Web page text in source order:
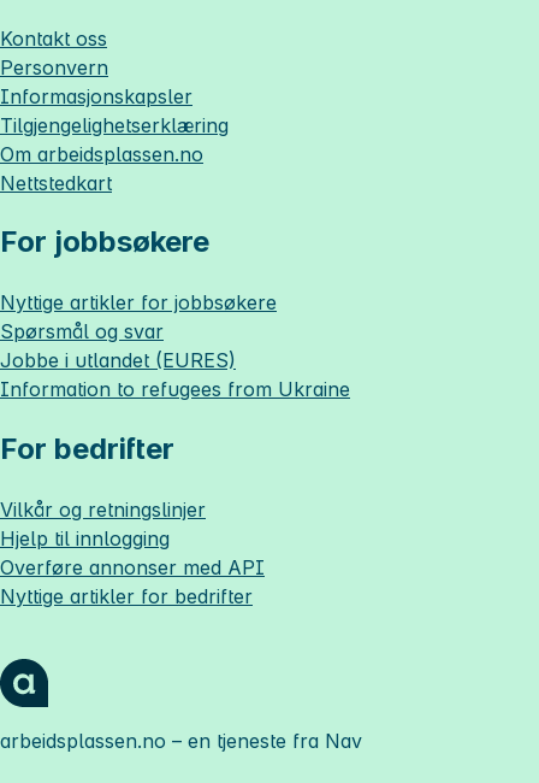
Kontakt oss
Personvern
Informasjonskapsler
Tilgjengelighetserklæring
Om arbeidsplassen.no
Nettstedkart
For jobbsøkere
Nyttige artikler for jobbsøkere
Spørsmål og svar
Jobbe i utlandet (EURES)
Information to refugees from Ukraine
For bedrifter
Vilkår og retningslinjer
Hjelp til innlogging
Overføre annonser med API
Nyttige artikler for bedrifter
arbeidsplassen.no – en tjeneste fra Nav